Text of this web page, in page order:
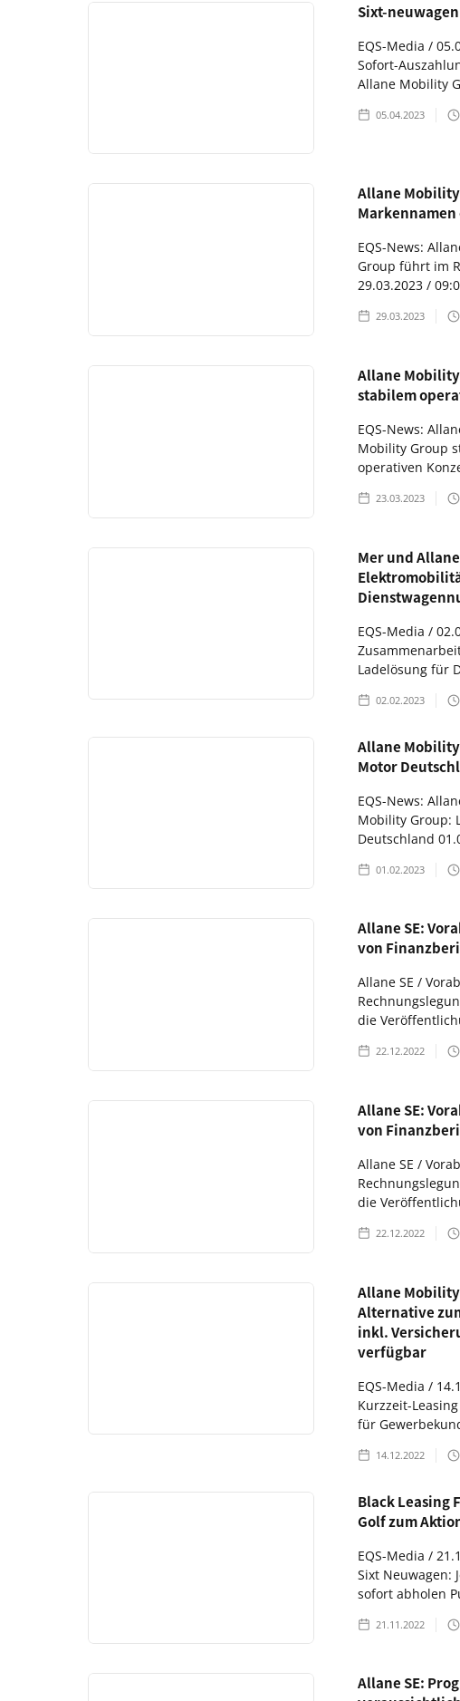
Sixt-
EQS-Media /
Sofort-
Allane Mobility
05.04.2023
Allane
Markennamen
EQS-News:
Group führt im
29.03.2023 /
29.03.2023
Allane
stabilem
EQS-News:
Mobility Group
operativen
23.03.2023
Mer und
EQS-Media /
Ladelösung für
02.02.2023
Allane
Motor
EQS-News:
Mobility Group:
Deutschland
01.02.2023
Allane SE:
von
Allane SE /
die
22.12.2022
Allane SE:
von
Allane SE /
die
22.12.2022
Allane
Alternative
inkl.
verfügbar
EQS-Media /
Kurzzeit-
für
14.12.2022
Black Leasing
Golf zum
EQS-Media /
Sixt Neuwagen:
sofort abholen
21.11.2022
Allane SE: